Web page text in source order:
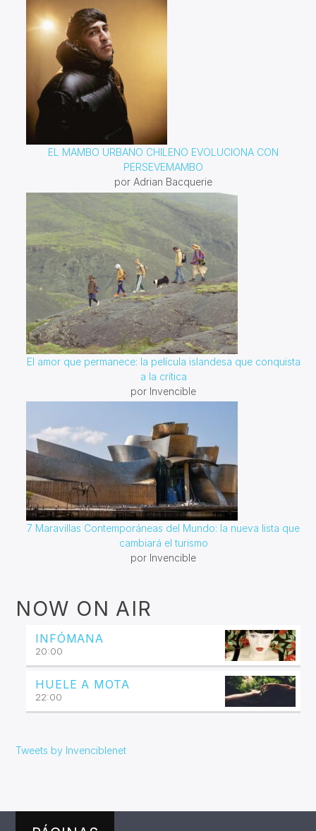
EL MAMBO URBANO CHILENO EVOLUCIONA CON
PERSEVEMAMBO
por Adrian Bacquerie
El amor que permanece: la película islandesa que conquista
a la crítica
por Invencible
7 Maravillas Contemporáneas del Mundo: la nueva lista que
cambiará el turismo
por Invencible
NOW ON AIR
INFÓMANA
20:00
HUELE A MOTA
22:00
Tweets by Invenciblenet